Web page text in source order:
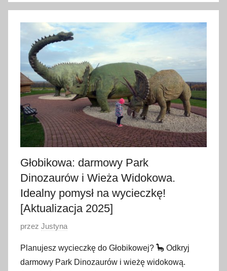
s
i
n
i
a
2
Głobikowa: darmowy Park
Dinozaurów i Wieża Widokowa.
Idealny pomysł na wycieczkę!
[Aktualizacja 2025]
O
u
b
przez Justyna
Planujesz wycieczkę do Głobikowej? 🦕 Odkryj
darmowy Park Dinozaurów i wieżę widokową.